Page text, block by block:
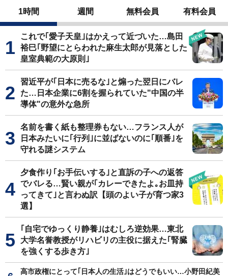
1時間 週間 無料会員 有料会員
これで｢愛子天皇｣はかえって近づいた…島田
裕巳｢野望にとらわれた麻生太郎が見落とした
皇室典範の大原則｣
習近平が｢日本に売るな｣と煽った翌日にバレ
た…日本企業に6割を握られていた"中国の半
導体"の意外な急所
名前を書く紙も整理券もない…フランス人が
日本みたいに｢行列｣に並ばないのに｢順番｣を
守れる謎システム
夕食作り｢お手伝いする｣と直訴の子への返答
でバレる…賢い親が｢カレーできたよ｡お皿持
ってきて｣と言わぬ訳【頭のよい子が育つ家3
選】
｢自宅でゆっくり静養｣はむしろ逆効果…東北
大学名誉教授がリハビリの主役に据えた｢腎臓
を強くする歩き方｣
高市政権にとって｢日本人の生活｣はどうでもいい…小野田紀美